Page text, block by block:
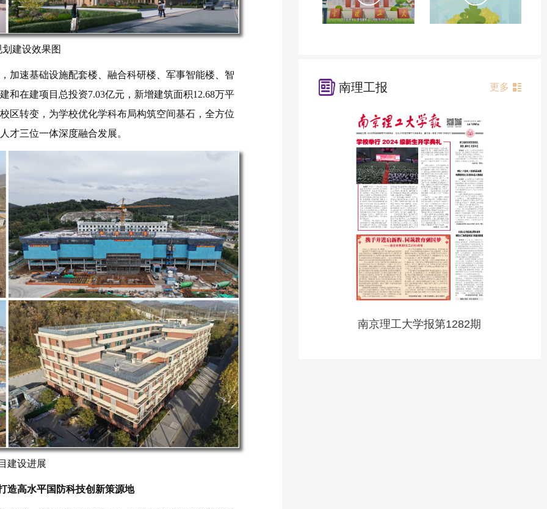
建设效果图
加速基础设施配套楼、融合科研楼、军事智能楼、智
和在建项目总投资7.03亿元，新增建筑面积12.68万平
区转变，为学校优化学科布局构筑空间基石，全方位
才三位一体深度融合发展。
建设进展
造高水平国防科技创新策源地
南理工报 更多
南京理工大学报第1282期